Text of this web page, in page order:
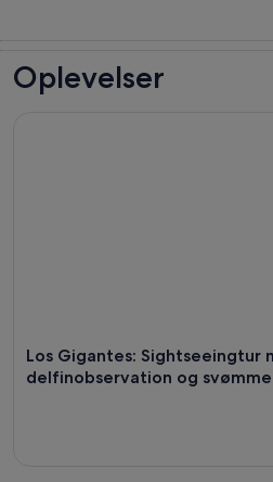
Oplevelser
Los Gigantes: Sightseeingtur
delfinobservation og